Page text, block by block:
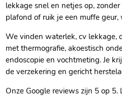
lekkage snel en netjes op,
plafond of ruik je een muffe
We vinden waterlek, cv lekkage,
met thermografie, akoestisch
endoscopie en vochtmeting.​ Je
de verzekering en gericht
Onze Google reviews zijn 5 op 5.​